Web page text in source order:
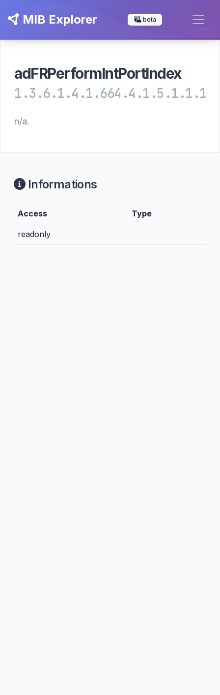
MIB Explorer beta
adFRPerformIntPortIndex
1.3.6.1.4.1.664.4.1.5.1.1.1
n/a.
Informations
Access Type
readonly